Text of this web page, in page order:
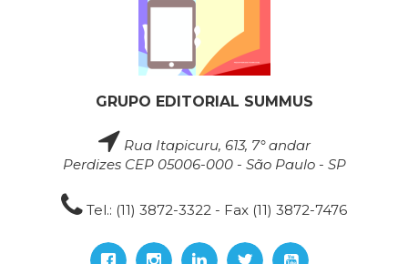
GRUPO EDITORIAL SUMMUS
Rua Itapicuru, 613, 7° andar
Perdizes CEP 05006-000 - São Paulo - SP
Tel.: (11) 3872-3322 - Fax (11) 3872-7476